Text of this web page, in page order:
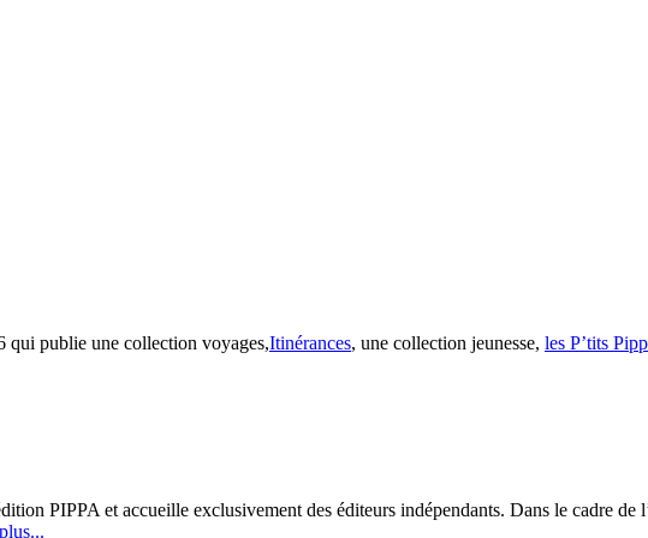
qui publie une collection voyages,Itinérances, une collection jeunesse, les P’tits
PIPPA et accueille exclusivement des éditeurs indépendants. Dans le cadre de